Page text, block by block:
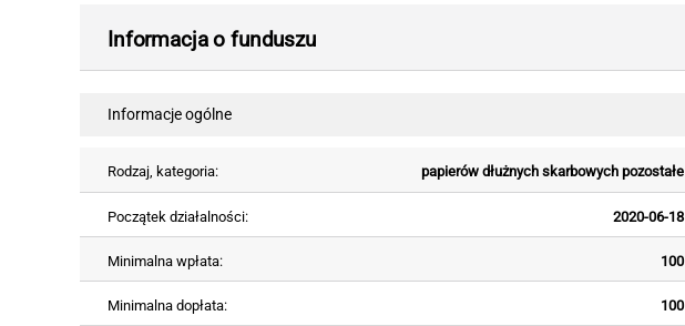
Informacja o funduszu
Informacje ogólne
Rodzaj, kategoria: papierów dłużnych skarbowych pozostałe
Początek działalności: 2020-06-18
Minimalna wpłata: 100
Minimalna dopłata: 100